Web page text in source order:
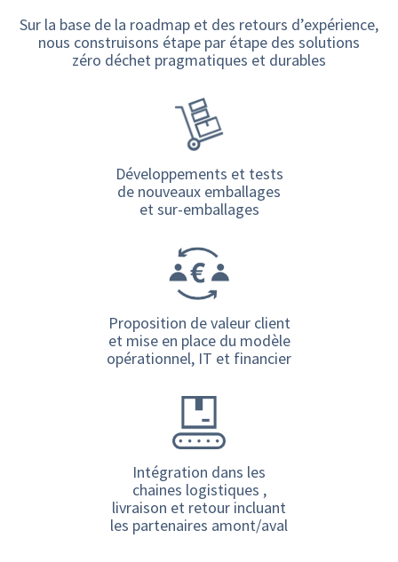
Sur la base de la roadmap et des retours d’expérience,
nous construisons étape par étape des solutions
zéro déchet pragmatiques et durables
Développements et tests
de nouveaux emballages
et sur-emballages
Proposition de valeur client
et mise en place du modèle
opérationnel, IT et financier
Intégration dans les
chaines logistiques ,
livraison et retour incluant
les partenaires amont/aval